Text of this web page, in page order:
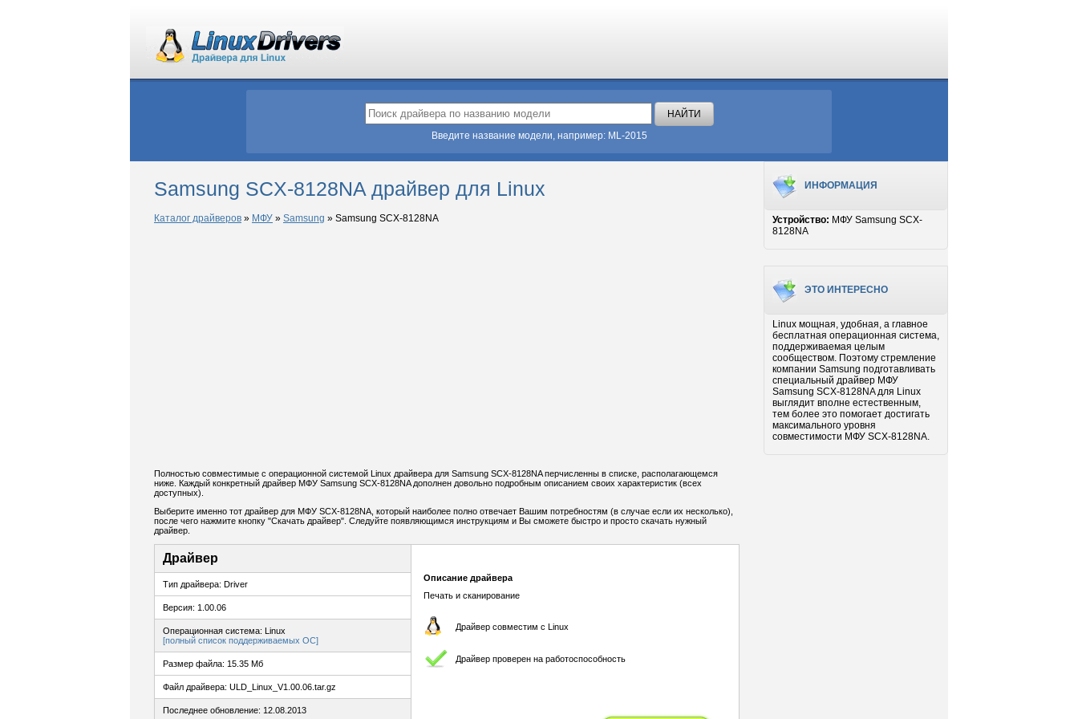
Введите название модели, например: ML-2015
Samsung SCX-8128NA драйвер для Linux
Каталог драйверов » МФУ » Samsung » Samsung SCX-8128NA
Полностью совместимые с операционной системой Linux драйвера для Samsung SCX-8128NA перчисленны в списке, располагающемся
ниже. Каждый конкретный драйвер МФУ Samsung SCX-8128NA дополнен довольно подробным описанием своих характеристик (всех
доступных).
Выберите именно тот драйвер для МФУ SCX-8128NA, который наиболее полно отвечает Вашим потребностям (в случае если их несколько),
после чего нажмите кнопку "Скачать драйвер". Следуйте появляющимся инструкциям и Вы сможете быстро и просто скачать нужный
драйвер.
Драйвер
Тип драйвера: Driver
Версия: 1.00.06
Операционная система: Linux
[полный список поддерживаемых ОС]
Размер файла: 15.35 Мб
Файл драйвера: ULD_Linux_V1.00.06.tar.gz
Последнее обновление: 12.08.2013
Описание драйвера
Печать и сканирование
Драйвер совместим с Linux
Драйвер проверен на работоспособность
ИНФОРМАЦИЯ
Устройство: МФУ Samsung SCX-
8128NA
ЭТО ИНТЕРЕСНО
Linux мощная, удобная, а главное
бесплатная операционная система,
поддерживаемая целым
сообществом. Поэтому стремление
компании Samsung подготавливать
специальный драйвер МФУ
Samsung SCX-8128NA для Linux
выглядит вполне естественным,
тем более это помогает достигать
максимального уровня
совместимости МФУ SCX-8128NA.